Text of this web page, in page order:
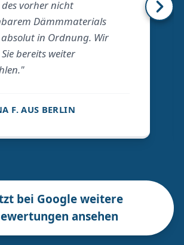
des vorher nicht
Dämmmaterials
in Ordnung. Wir
bereits weiter
F. AUS BERLIN
bei Google weitere
ansehen